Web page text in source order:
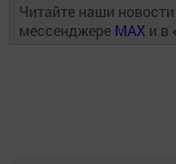
Читайте наши
мессенджере MAX и в